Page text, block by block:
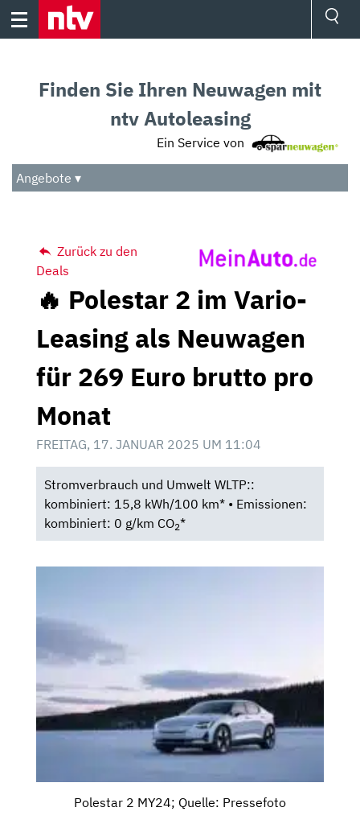
Skip
Audio
Das Beste
Finden Sie Ihren Neuwagen mit
ntv Autoleasing
Ein Service von
Angebote ▾
Zurück zu den
Deals
🔥 Polestar 2 im Vario-
Leasing als Neuwagen
für 269 Euro brutto pro
Monat
FREITAG, 17. JANUAR 2025 UM 11:04
Stromverbrauch und Umwelt WLTP::
kombiniert: 15,8 kWh/100 km* • Emissionen:
kombiniert: 0 g/km CO2*
Polestar 2 MY24; Quelle: Pressefoto